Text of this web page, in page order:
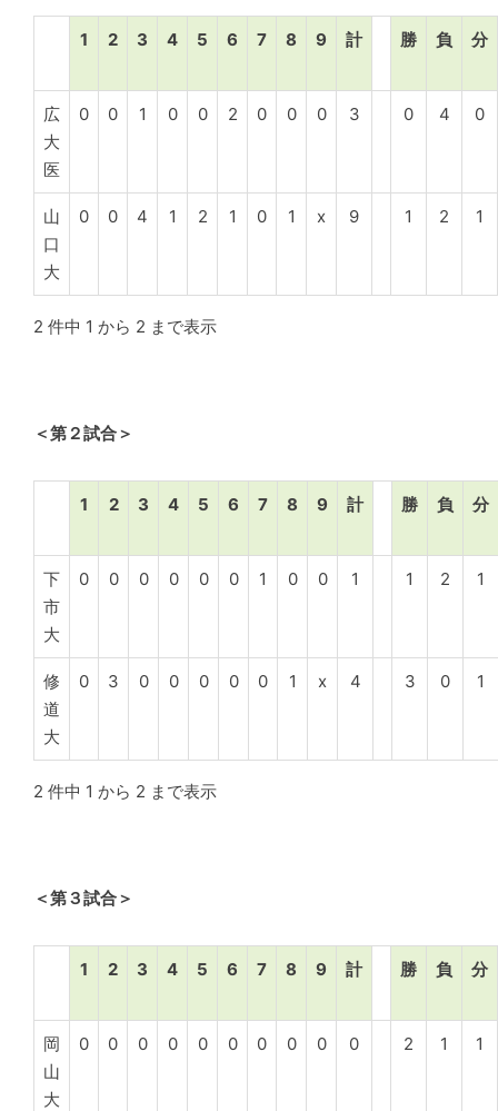
1 2 3 4 5 6 7 8 9 計 勝 負 分
広
大
医
0 0 1 0 0 2 0 0 0 3 0 4 0
山
口
大
0 0 4 1 2 1 0 1 x 9 1 2 1
2 件中 1 から 2 まで表示
＜第２試合＞
1 2 3 4 5 6 7 8 9 計 勝 負 分
下
市
大
0 0 0 0 0 0 1 0 0 1 1 2 1
修
道
大
0 3 0 0 0 0 0 1 x 4 3 0 1
2 件中 1 から 2 まで表示
＜第３試合＞
1 2 3 4 5 6 7 8 9 計 勝 負 分
岡
山
大
0 0 0 0 0 0 0 0 0 0 2 1 1